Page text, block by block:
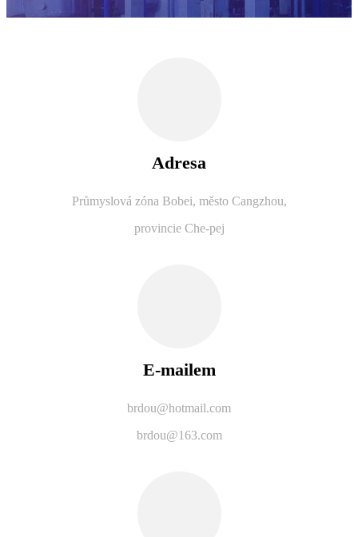
Adresa
Průmyslová zóna Bobei, město Cangzhou,
provincie Che-pej
E-mailem
brdou@hotmail.com
brdou@163.com